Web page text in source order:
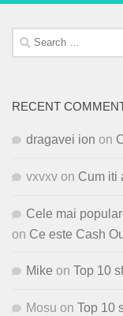
Search
for:
RECENT
dragavei ion on
vxvxv on Cum iti
Cele mai
on Ce este Cash
Mike on Top 10
Mosu on Top 10